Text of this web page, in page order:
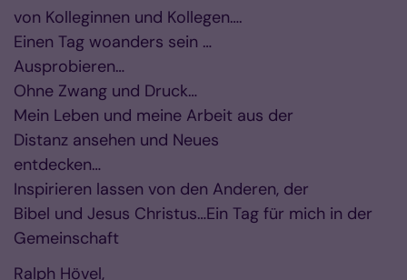
von Kolleginnen und Kollegen….
Einen Tag woanders sein …
Ausprobieren…
Ohne Zwang und Druck…
Mein Leben und meine Arbeit aus der
Distanz ansehen und Neues
entdecken…
Inspirieren lassen von den Anderen, der
Bibel und Jesus Christus…Ein Tag für mich in der
Gemeinschaft
Ralph Hövel,